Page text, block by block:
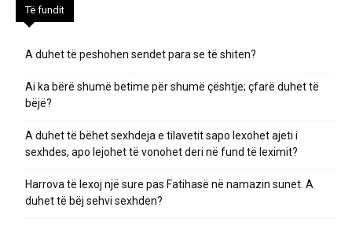
Të fundit
A duhet të peshohen sendet para se të shiten?
Ai ka bërë shumë betime për shumë çështje; çfarë duhet të
bëjë?
A duhet të bëhet sexhdeja e tilavetit sapo lexohet ajeti i
sexhdes, apo lejohet të vonohet deri në fund të leximit?
Harrova të lexoj një sure pas Fatihasë në namazin sunet. A
duhet të bëj sehvi sexhden?